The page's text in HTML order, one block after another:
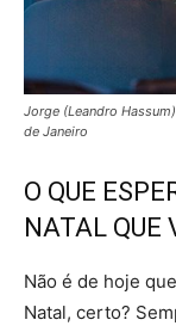
Jorge (Leandro
de Janeiro
O QUE
NATAL QUE
Não é de hoje
Natal, certo?